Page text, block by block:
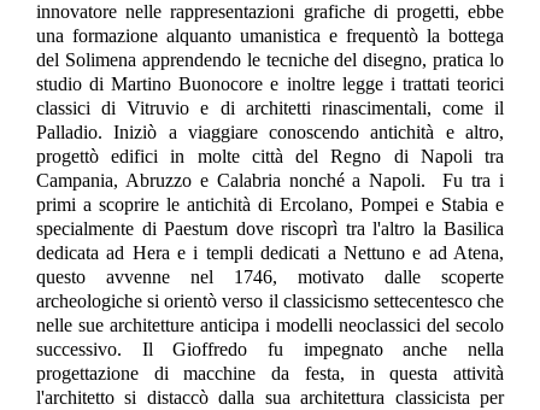
innovatore nelle rappresentazioni grafiche di progetti, ebbe
una formazione alquanto umanistica e frequentò la bottega
del Solimena apprendendo le tecniche del disegno, pratica lo
studio di Martino Buonocore e inoltre legge i trattati teorici
classici di Vitruvio e di architetti rinascimentali, come il
Palladio. Iniziò a viaggiare conoscendo antichità e altro,
progettò edifici in molte città del Regno di Napoli tra
Campania, Abruzzo e Calabria nonché a Napoli. Fu tra i
primi a scoprire le antichità di Ercolano, Pompei e Stabia e
specialmente di Paestum dove riscoprì tra l'altro la Basilica
dedicata ad Hera e i templi dedicati a Nettuno e ad Atena,
questo avvenne nel 1746, motivato dalle scoperte
archeologiche si orientò verso il classicismo settecentesco che
nelle sue architetture anticipa i modelli neoclassici del secolo
successivo. Il Gioffredo fu impegnato anche nella
progettazione di macchine da festa, in questa attività
l'architetto si distaccò dalla sua architettura classicista per